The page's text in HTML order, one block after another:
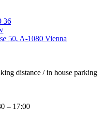
36
50, A-1080 Vienna
distance / in house parking
– 17:00